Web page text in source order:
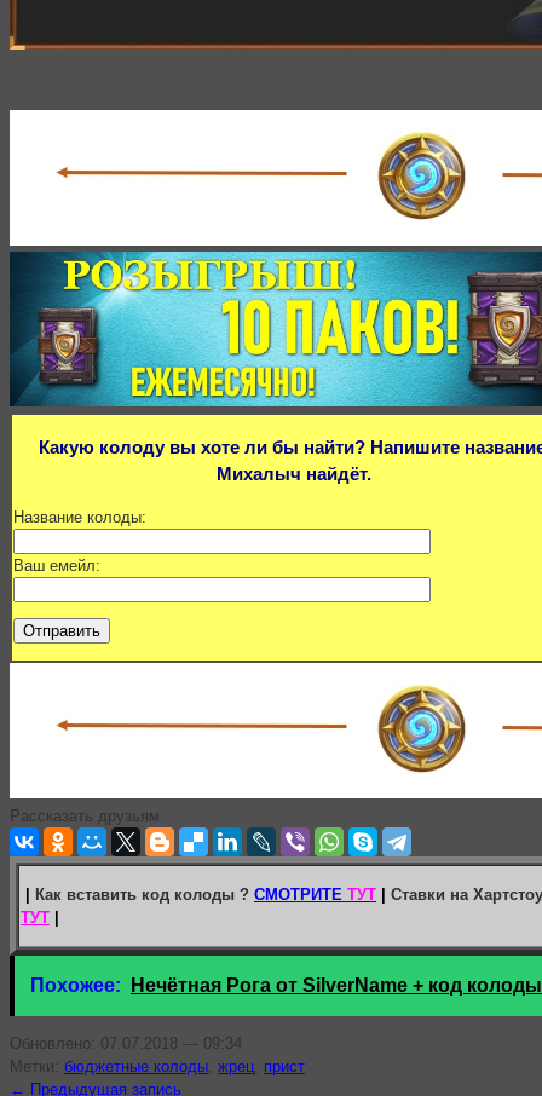
Какую колоду вы хоте ли бы найти? Напишите
Михалыч найдёт.
Название колоды:
Ваш емейл:
Рассказать друзьям:
| Как вставить код колоды ? СМОТРИТЕ ТУТ | Ставки на
ТУТ |
Похожее: Нечётная Рога от SilverName + код колоды
Обновлено: 07.07.2018 — 09:34
Метки: бюджетные колоды жрец прист
← Предыдущая запись